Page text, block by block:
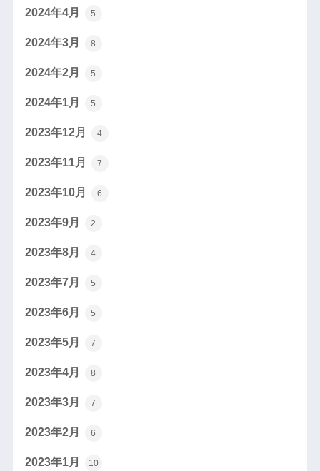
2024年4月 5
2024年3月 8
2024年2月 5
2024年1月 5
2023年12月 4
2023年11月 7
2023年10月 6
2023年9月 2
2023年8月 4
2023年7月 5
2023年6月 5
2023年5月 7
2023年4月 8
2023年3月 7
2023年2月 6
2023年1月 10